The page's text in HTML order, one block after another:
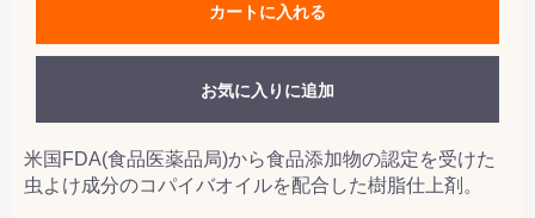
カートに入れる
お気に入りに追加
米国FDA(食品医薬品局)から食品添加物の認定を受けた
虫よけ成分のコパイバオイルを配合した樹脂仕上剤。